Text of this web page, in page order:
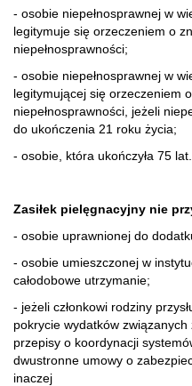
- osobie niepełnosprawnej w
legitymuje się orzeczeniem o
niepełnosprawności;
- osobie niepełnosprawnej w
legitymującej się orzeczeniem
niepełnosprawności, jeżeli
do ukończenia 21 roku życia;
- osobie, która ukończyła 75 lat.
Zasiłek pielęgnacyjny nie
- osobie uprawnionej do
- osobie umieszczonej w
całodobowe utrzymanie;
- jeżeli członkowi rodziny
pokrycie wydatków
przepisy o koordynacji
dwustronne umowy o
inaczej